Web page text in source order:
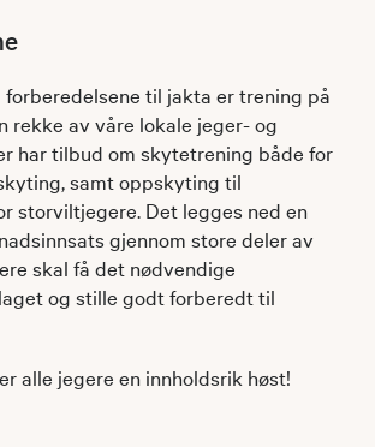
til jakta er trening på
rekke av våre lokale jeger- og
har tilbud om skytetrening både for
samt oppskyting til
storviltjegere. Det legges ned en
gjennom store deler av
skal få det nødvendige
og stille godt forberedt til
alle jegere en innholdsrik høst!